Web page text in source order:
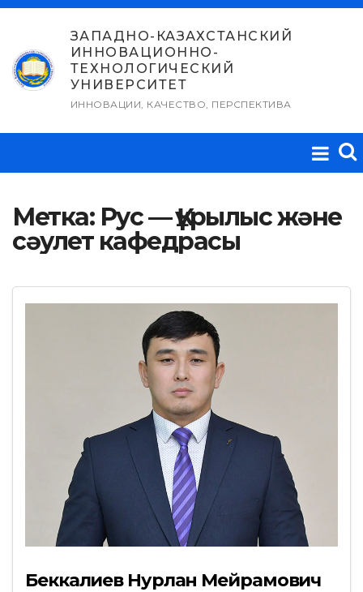
Перейти
содержимому
ЗАПАДНО-КАЗАХСТАНСКИЙ
ИННОВАЦИОННО-
ТЕХНОЛОГИЧЕСКИЙ
УНИВЕРСИТЕТ
ИННОВАЦИИ, КАЧЕСТВО, ПЕРСПЕКТИВА
Метка: Рус — Құрылыс және
сәулет кафедрасы
Беккалиев Нурлан Мейрамович